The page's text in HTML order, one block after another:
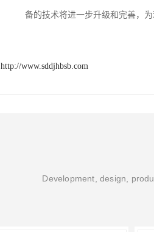
备的技术将进一步升级和完善，
http://www.sddjhbsb.com
Development, design,